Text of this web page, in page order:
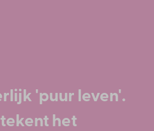
'puur leven'.
het